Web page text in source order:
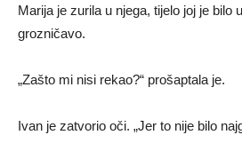
Marija je zurila u njega, tijelo joj je bilo
grozničavo.
„Zašto mi nisi rekao?“ prošaptala je.
Ivan je zatvorio oči. „Jer to nije bilo